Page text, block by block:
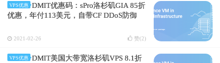
VPS优惠
DMIT优惠码：sPro洛杉矶GIA 85折
优惠，年付113美元，自带CF DDoS防御
2021-02-26 赞(2)
VPS优惠
DMIT美国大带宽洛杉矶VPS 8.1折